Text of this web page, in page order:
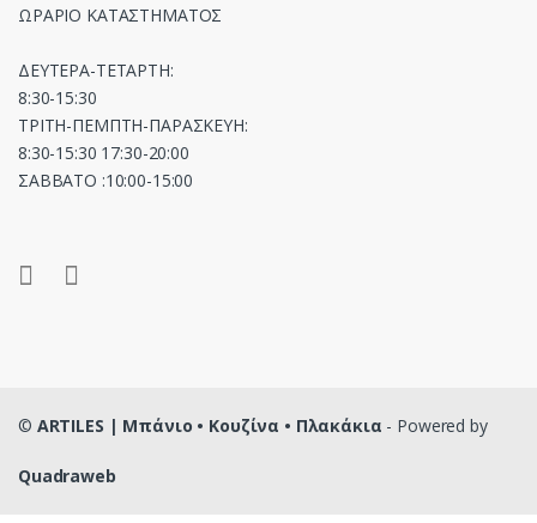
ΩΡΑΡΙΟ ΚΑΤΑΣΤΗΜΑΤΟΣ
ΔΕΥΤΕΡΑ-ΤΕΤΑΡΤΗ:
8:30-15:30
ΤΡΙΤΗ-ΠΕΜΠΤΗ-ΠΑΡΑΣΚΕΥΗ:
8:30-15:30 17:30-20:00
ΣΑΒΒΑΤΟ :10:00-15:00
© ARTILES | Μπάνιο • Κουζίνα • Πλακάκια - Powered by
Quadraweb